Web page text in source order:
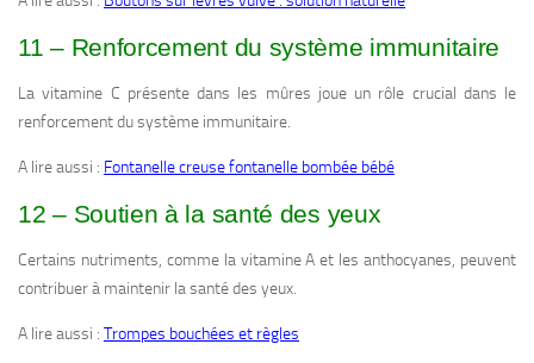
11 – Renforcement du système immunitaire
La vitamine C présente dans les mûres joue un rôle crucial dans le
renforcement du système immunitaire.
A lire aussi : Fontanelle creuse fontanelle bombée bébé
12 – Soutien à la santé des yeux
Certains nutriments, comme la vitamine A et les anthocyanes, peuvent
contribuer à maintenir la santé des yeux.
A lire aussi : Trompes bouchées et règles